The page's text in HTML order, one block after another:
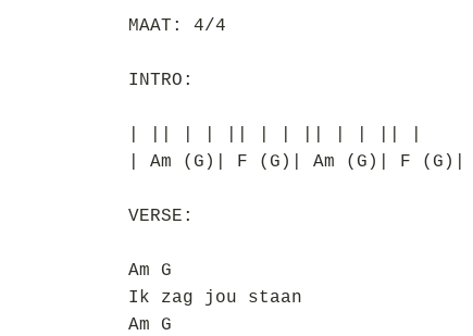
MAAT: 4/4
INTRO:
| Am (G)| F (G)| Am (G)| F (G)|
VERSE:
Am G
Ik zag jou staan
Am G